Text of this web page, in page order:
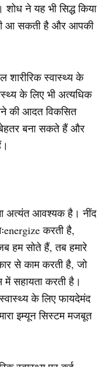
ने यह भी सिद्ध किया
आ सकती है और आपकी
शारीरिक स्वास्थ्य के
के लिए भी अत्यधिक
की आदत विकसित
बना सकते हैं और
अत्यंत आवश्यक है। नींद
करती है,
हम सोते हैं, तब हमारे
से काम करती है, जो
सहायता करती है।
के लिए फायदेमंद
इम्यून सिस्टम मजबूत